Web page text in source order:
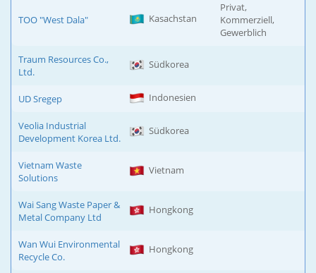
TOO "West Dala" Kasachstan
Privat,
Kommerziell,
Gewerblich
Traum Resources Co.,
Ltd.
Südkorea
UD Sregep Indonesien
Veolia Industrial
Development Korea Ltd.
Südkorea
Vietnam Waste
Solutions
Vietnam
Wai Sang Waste Paper &
Metal Company Ltd
Hongkong
Wan Wui Environmental
Recycle Co.
Hongkong